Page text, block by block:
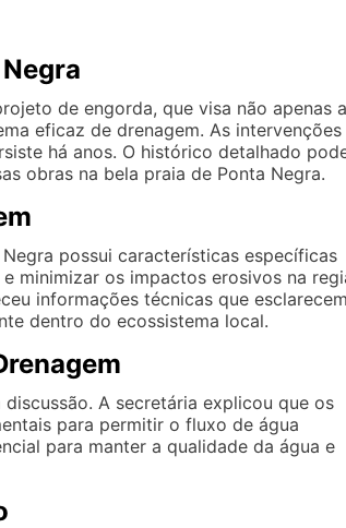
de engorda, que visa não apenas a
eficaz de drenagem. As intervenções
há anos. O histórico detalhado
obras na bela praia de Ponta Negra.
possui características específicas
minimizar os impactos erosivos na
informações técnicas que
dentro do ecossistema local.
A secretária explicou que os
para permitir o fluxo de água
para manter a qualidade da água e